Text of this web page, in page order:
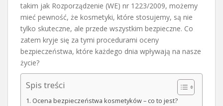
takim jak Rozporządzenie (WE) nr 1223/2009, możemy
mieć pewność, że kosmetyki, które stosujemy, są nie
tylko skuteczne, ale przede wszystkim bezpieczne. Co
zatem kryje się za tymi procedurami oceny
bezpieczeństwa, które każdego dnia wpływają na nasze
życie?
Spis treści
Ocena bezpieczeństwa kosmetyków – co to jest?